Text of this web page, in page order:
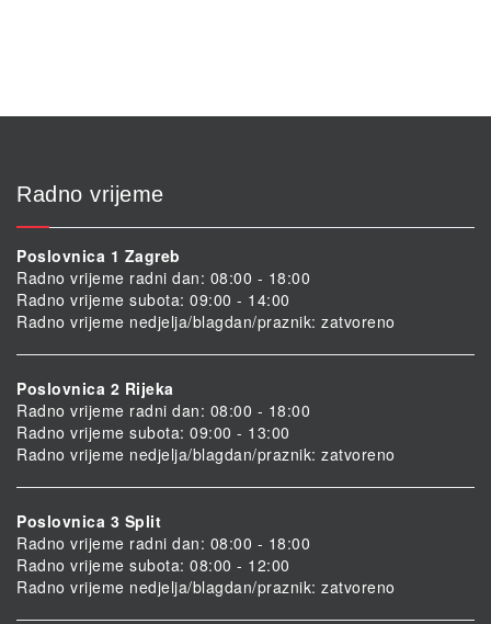
Radno vrijeme
Poslovnica 1 Zagreb
Radno vrijeme radni dan: 08:00 - 18:00
Radno vrijeme subota: 09:00 - 14:00
Radno vrijeme nedjelja/blagdan/praznik: zatvoreno
Poslovnica 2 Rijeka
Radno vrijeme radni dan: 08:00 - 18:00
Radno vrijeme subota: 09:00 - 13:00
Radno vrijeme nedjelja/blagdan/praznik: zatvoreno
Poslovnica 3 Split
Radno vrijeme radni dan: 08:00 - 18:00
Radno vrijeme subota: 08:00 - 12:00
Radno vrijeme nedjelja/blagdan/praznik: zatvoreno